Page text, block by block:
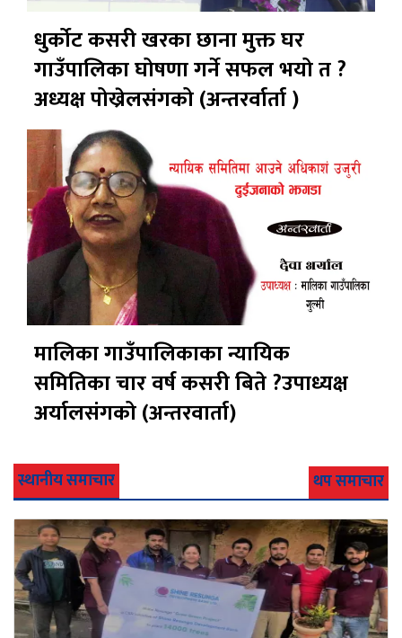
धुर्कोट कसरी खरका छाना मुक्त घर
गाउँपालिका घोषणा गर्ने सफल भयो त ?
अध्यक्ष पोख्रेलसंगको (अन्तरर्वार्ता )
मालिका गाउँपालिकाका न्यायिक
समितिका चार वर्ष कसरी बिते ?उपाध्यक्ष
अर्यालसंंगको (अन्तरवार्ता)
स्थानीय समाचार थप समाचार